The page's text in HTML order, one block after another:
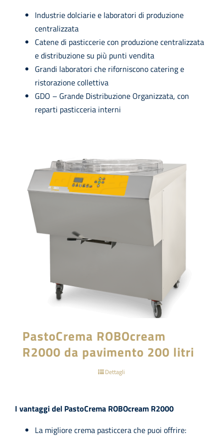
Industrie dolciarie e laboratori di produzione
centralizzata
Catene di pasticcerie con produzione centralizzata
e distribuzione su più punti vendita
Grandi laboratori che riforniscono catering e
ristorazione collettiva
GDO – Grande Distribuzione Organizzata, con
reparti pasticceria interni
PastoCrema ROBOcream
R2000 da pavimento 200 litri
Dettagli
I vantaggi del PastoCrema ROBOcream R2000
La migliore crema pasticcera che puoi offrire: